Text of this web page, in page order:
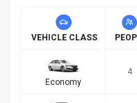
VEHICLE CLASS
Economy
4